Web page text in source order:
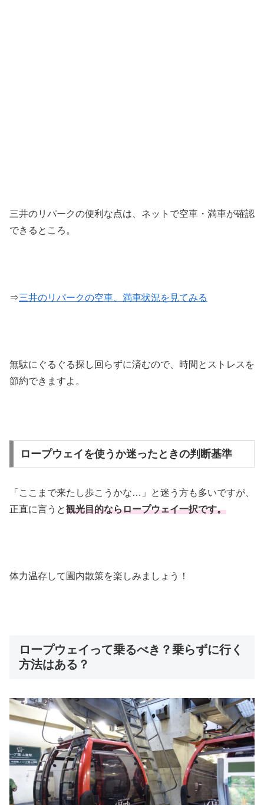
三井のリパークの便利な点は、ネットで空車・満車が確認
できるところ。
⇒三井のリパークの空車、満車状況を見てみる
無駄にぐるぐる探し回らずに済むので、時間とストレスを
節約できますよ。
ロープウェイを使うか迷ったときの判断基準
「ここまで来たし歩こうかな…」と迷う方も多いですが、
正直に言うと観光目的ならロープウェイ一択です。
体力温存して園内散策を楽しみましょう！
ロープウェイって乗るべき？乗らずに行く
方法はある？